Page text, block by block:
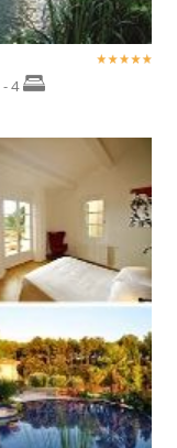
- 4